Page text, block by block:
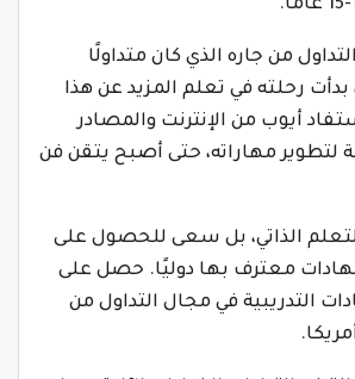
من جاره الذي كان متداولًا
بدأت رحلته في تعلم المزيد عن هذا
أيوب من الإنترنت والمصادر
لتطوير مهاراته، حتى أصبح يتقن فن
الذاتي، بل سعى للحصول على
معترف بها دوليًا. حصل على
التدريبية في مجال التداول من